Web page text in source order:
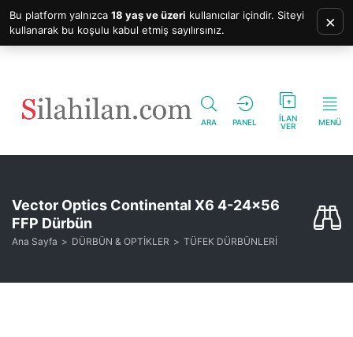
ARA PANEL
İLAN
VER
MENÜ
Vector Optics Continental X6 4-24×56
FFP Dürbün
Ana Sayfa DÜRBÜN & OPTİKLER TÜFEK DÜRBÜNLERİ
Bu platform yalnızca 18 yaş ve üzeri kullanıcılar içindir. Siteyi
kullanarak bu koşulu kabul etmiş sayılırsınız.
×